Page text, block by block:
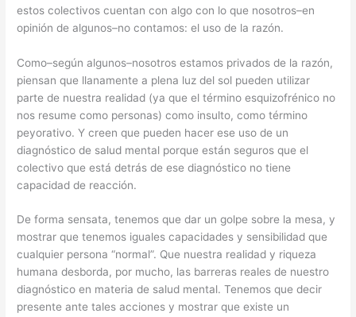
estos colectivos cuentan con algo con lo que nosotros–en
opinión de algunos–no contamos: el uso de la razón.
Como–según algunos–nosotros estamos privados de la razón,
piensan que llanamente a plena luz del sol pueden utilizar
parte de nuestra realidad (ya que el término esquizofrénico no
nos resume como personas) como insulto, como término
peyorativo. Y creen que pueden hacer ese uso de un
diagnóstico de salud mental porque están seguros que el
colectivo que está detrás de ese diagnóstico no tiene
capacidad de reacción.
De forma sensata, tenemos que dar un golpe sobre la mesa, y
mostrar que tenemos iguales capacidades y sensibilidad que
cualquier persona “normal”. Que nuestra realidad y riqueza
humana desborda, por mucho, las barreras reales de nuestro
diagnóstico en materia de salud mental. Tenemos que decir
presente ante tales acciones y mostrar que existe un